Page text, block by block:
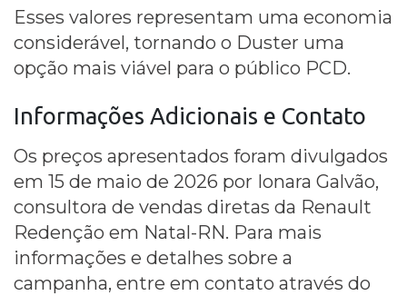
Esses valores representam uma economia
considerável, tornando o Duster uma
opção mais viável para o público PCD.
Informações Adicionais e Contato
Os preços apresentados foram divulgados
em 15 de maio de 2026 por Ionara Galvão,
consultora de vendas diretas da Renault
Redenção em Natal-RN. Para mais
informações e detalhes sobre a
campanha, entre em contato através do